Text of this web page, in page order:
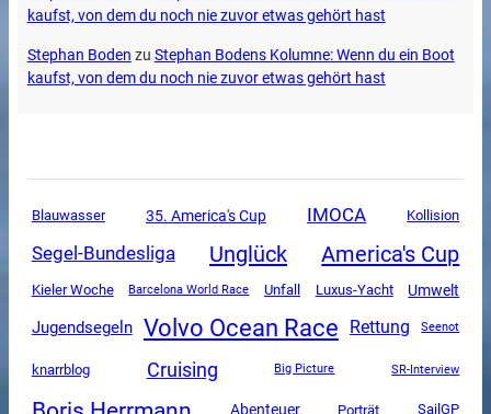
kaufst, von dem du noch nie zuvor etwas gehört hast
Stephan Boden zu Stephan Bodens Kolumne: Wenn du ein Boot
kaufst, von dem du noch nie zuvor etwas gehört hast
Blauwasser 35. America's Cup IMOCA Kollision
Segel-Bundesliga Unglück America's Cup
Kieler Woche Barcelona World Race Unfall Luxus-Yacht Umwelt
Jugendsegeln Volvo Ocean Race Rettung Seenot
knarrblog Cruising Big Picture SR-Interview
Abenteuer Porträt SailGP